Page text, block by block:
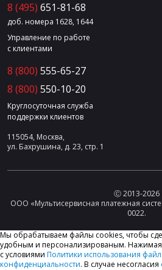
8 (495) 651-81-68
доб. номера 1628, 1644
Управление по работе
с клиентами
8 (800) 555-65-27
8 (800) 550-10-20
Круглосуточная служба
поддержки клиентов
115054, Москва,
ул. Бахрушина, д. 23, стр. 1
Ⓒ 2013-2026
ООО «Мультисервисная платежная
0022.
Мы обрабатываем файлы cookies, чтобы
удобным и персонализированым. Нажимая
с условиями Политики использования
конфиденциальности. В случае несогласия